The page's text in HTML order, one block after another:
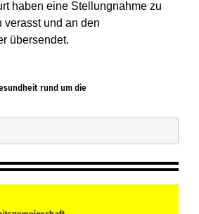
haben eine Stellungnahme zu
verasst und an den
übersendet.
rund um die